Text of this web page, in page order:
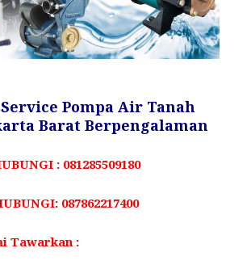
Pompa Air Tanah
Barat Berpengalaman
: 081285509180
087862217400
Tawarkan :